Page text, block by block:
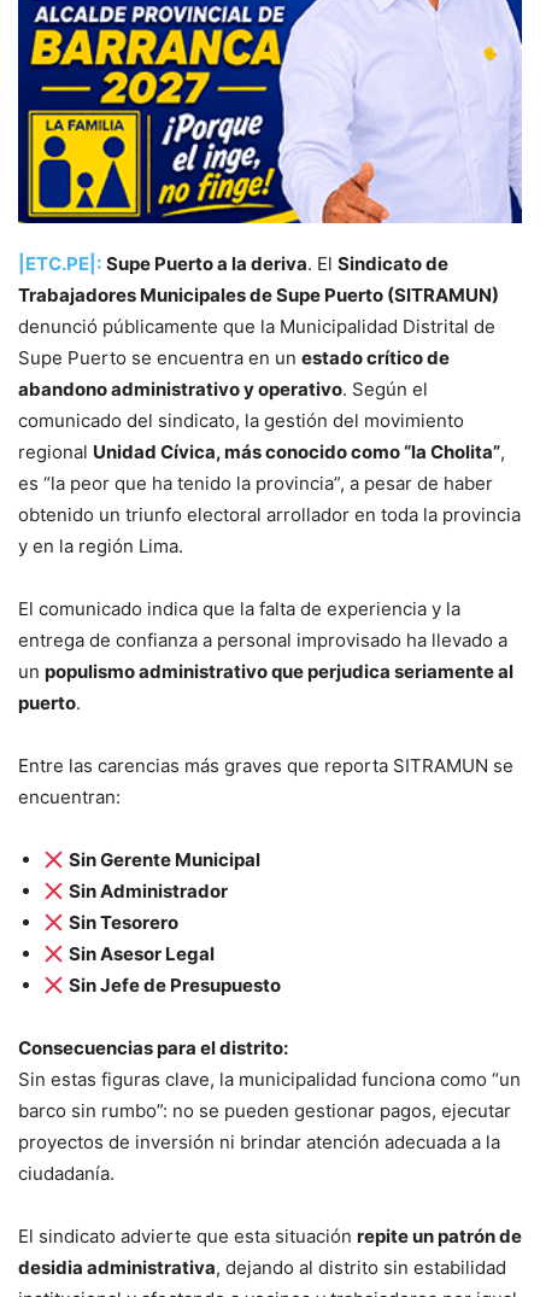
|ETC.PE|: Supe Puerto a la deriva. El Sindicato de
Trabajadores Municipales de Supe Puerto (SITRAMUN)
denunció públicamente que la Municipalidad Distrital de
Supe Puerto se encuentra en un estado crítico de
abandono administrativo y operativo. Según el
comunicado del sindicato, la gestión del movimiento
regional Unidad Cívica, más conocido como “la Cholita”,
es “la peor que ha tenido la provincia”, a pesar de haber
obtenido un triunfo electoral arrollador en toda la provincia
y en la región Lima.
El comunicado indica que la falta de experiencia y la
entrega de confianza a personal improvisado ha llevado a
un populismo administrativo que perjudica seriamente al
puerto.
Entre las carencias más graves que reporta SITRAMUN se
encuentran:
Sin Gerente Municipal
Sin Administrador
Sin Tesorero
Sin Asesor Legal
Sin Jefe de Presupuesto
Consecuencias para el distrito:
Sin estas figuras clave, la municipalidad funciona como “un
barco sin rumbo”: no se pueden gestionar pagos, ejecutar
proyectos de inversión ni brindar atención adecuada a la
ciudadanía.
El sindicato advierte que esta situación repite un patrón de
desidia administrativa, dejando al distrito sin estabilidad